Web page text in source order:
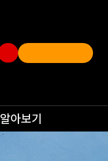
알아보기